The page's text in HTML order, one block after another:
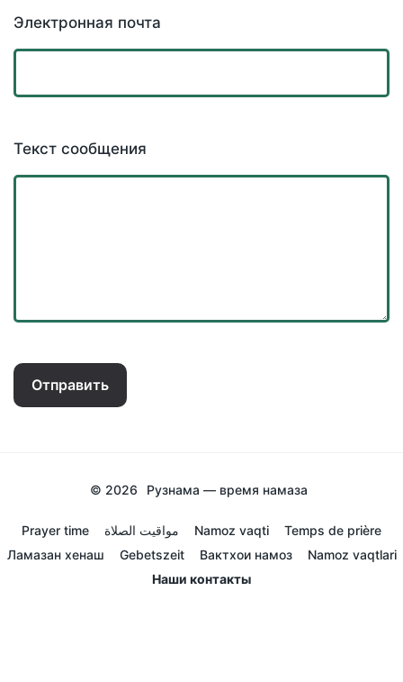
Электронная почта
Текст сообщения
Отправить
© 2026 Рузнама — время намаза
Prayer time مواقيت الصلاة Namoz vaqti
Temps de prière
Ламазан хенаш
Gebetszeit Вактхои намоз
Namoz vaqtlari
Наши контакты